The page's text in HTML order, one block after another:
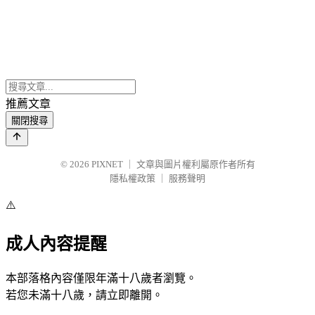
推薦文章
關閉搜尋
© 2026 PIXNET
文章與圖片權利屬原作者所有
隱私權政策
服務聲明
⚠️
成人內容提醒
本部落格內容僅限年滿十八歲者瀏覽。
若您未滿十八歲，請立即離開。